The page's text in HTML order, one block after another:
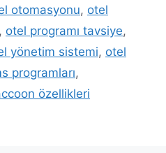
otomasyonu, otel
, otel programı tavsiye,
yönetim sistemi, otel
programları,
özellikleri